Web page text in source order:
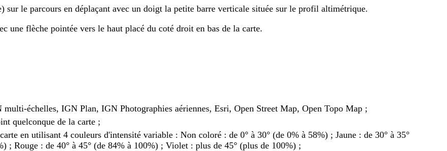
sur le parcours en déplaçant avec un doigt la petite barre verticale située sur le profil altimétrique.
une flèche pointée vers le haut placé du coté droit en bas de la carte.
échelles, IGN Plan, IGN Photographies aériennes, Esri, Open Street Map, Open Topo Map ;
quelconque de la carte ;
en utilisant 4 couleurs d'intensité variable : Non coloré : de 0° à 30° (de 0% à 58%) ; Jaune : de 30° à 35°
; Rouge : de 40° à 45° (de 84% à 100%) ; Violet : plus de 45° (plus de 100%) ;